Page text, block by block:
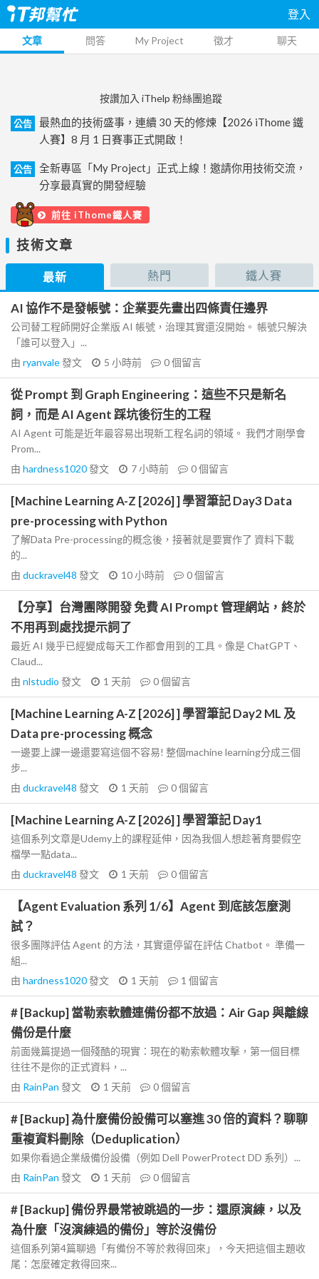
登入
文章 問答 My Project 徵才 聊天
按讚加入 iThelp 粉絲團追蹤
公告
最熱血的技術盛事，連續 30 天的修煉【2026 iThome 鐵
人賽】8 月 1 日賽事正式開啟！
公告
全新專區「My Project」正式上線！邀請你用技術交流，
分享最真實的開發經驗
前往 iThome鐵人賽
技術文章
最新 熱門 鐵人賽
AI 協作不是發帳號：企業要先畫出四條責任邊界
公司替工程師開好企業版 AI 帳號，治理其實還沒開始。 帳號只解決
「誰可以登入」...
由 ryanvale發文 5 小時前 0個留言
從 Prompt 到 Graph Engineering：這些不只是新名
詞，而是 AI Agent 踩坑後衍生的工程
AI Agent 可能是近年最容易出現新工程名詞的領域。 我們才剛學會
Prom...
由 hardness1020發文 7 小時前 0個留言
[Machine Learning A-Z [2026] ] 學習筆記 Day3 Data
pre-processing with Python
了解Data Pre-processing的概念後，接著就是要實作了 資料下載
的...
由 duckravel48 發文 10 小時前 0個留言
【分享】台灣團隊開發 免費 AI Prompt 管理網站，終於
不用再到處找提示詞了
最近 AI 幾乎已經變成每天工作都會用到的工具。像是 ChatGPT、
Claud...
由 nlstudio 發文 1 天前 0個留言
[Machine Learning A-Z [2026] ] 學習筆記 Day2 ML 及
Data pre-processing 概念
一邊要上課一邊還要寫這個不容易! 整個machine learning分成三個
步...
由 duckravel48 發文 1 天前 0個留言
[Machine Learning A-Z [2026] ] 學習筆記 Day1
這個系列文章是Udemy上的課程延伸，因為我個人想趁著育嬰假空
檔學一點data...
由 duckravel48 發文 1 天前 0個留言
【Agent Evaluation 系列 1/6】Agent 到底該怎麼測
試？
很多團隊評估 Agent 的方法，其實還停留在評估 Chatbot。 準備一
組...
由 hardness1020發文 1 天前 1 個留言
# [Backup] 當勒索軟體連備份都不放過：Air Gap 與離線
備份是什麼
前面幾篇提過一個殘酷的現實：現在的勒索軟體攻擊，第一個目標
往往不是你的正式資料，...
由 RainPan 發文 1 天前 0個留言
# [Backup] 為什麼備份設備可以塞進 30 倍的資料？聊聊
重複資料刪除（Deduplication）
如果你看過企業級備份設備（例如 Dell PowerProtect DD 系列）...
由 RainPan 發文 1 天前 0個留言
# [Backup] 備份界最常被跳過的一步：還原演練，以及
為什麼「沒演練過的備份」等於沒備份
這個系列第4篇聊過「有備份不等於救得回來」，今天把這個主題收
尾：怎麼確定救得回來...